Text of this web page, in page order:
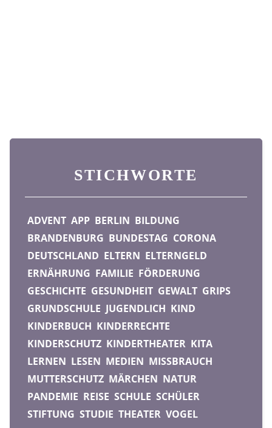
STICHWORTE
ADVENT APP BERLIN BILDUNG
BRANDENBURG BUNDESTAG CORONA
DEUTSCHLAND ELTERN ELTERNGELD
ERNÄHRUNG FAMILIE FÖRDERUNG
GESCHICHTE GESUNDHEIT GEWALT GRIPS
GRUNDSCHULE JUGENDLICH KIND
KINDERBUCH KINDERRECHTE
KINDERSCHUTZ KINDERTHEATER KITA
LERNEN LESEN MEDIEN MISSBRAUCH
MUTTERSCHUTZ MÄRCHEN NATUR
PANDEMIE REISE SCHULE SCHÜLER
STIFTUNG STUDIE THEATER VOGEL